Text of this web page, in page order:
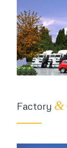
Factory &